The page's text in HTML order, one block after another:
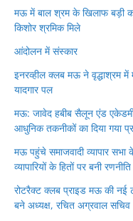
मऊ में बाल श्रम के खिलाफ बड़ी
किशोर श्रमिक मिले
आंदोलन में संस्कार
इनरव्हील क्लब मऊ ने वृद्धाश्रम में
यादगार पल
मऊ: जावेद हबीब सैलून एंड
आधुनिक तकनीकों का दिया गया
मऊ पहुंचे समाजवादी व्यापार
व्यापारियों के हितों पर बनी रणनीति
रोटरैक्ट क्लब प्राइड मऊ की नई
बने अध्यक्ष, रचित अग्रवाल सचिव